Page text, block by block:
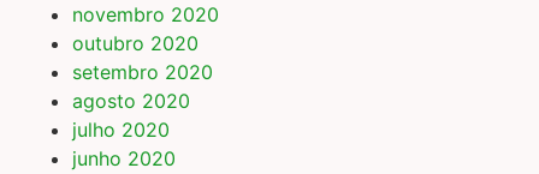
novembro 2020
outubro 2020
setembro 2020
agosto 2020
julho 2020
junho 2020